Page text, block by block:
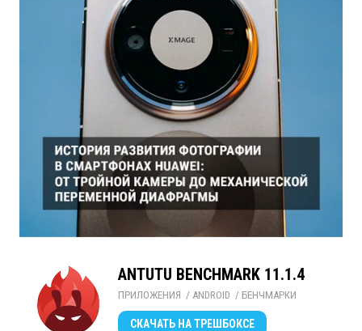
ANTUTU BENCHMARK 11.1.4
ПРИЛОЖЕНИЯ / ANDROID / БЕНЧМАРКИ
СКАЧАТЬ НА ТРЕШБОКСЕ